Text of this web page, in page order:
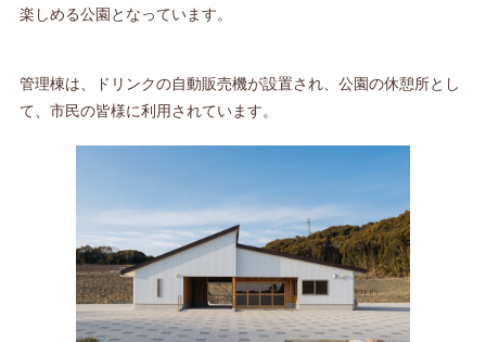
楽しめる公園となっています。
管理棟は、ドリンクの自動販売機が設置され、公園の休憩所とし
て、市民の皆様に利用されています。